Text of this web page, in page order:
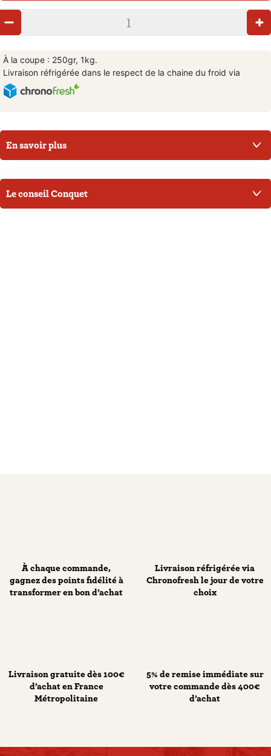
À la coupe : 250gr, 1kg.
Livraison réfrigérée dans le respect de la chaine du froid via
En savoir plus
Le conseil Conquet
À chaque commande,
gagnez des points fidélité à
transformer en bon d’achat
Livraison réfrigérée via
Chronofresh le jour de votre
choix
Livraison gratuite dès 100€
d’achat en France
Métropolitaine
5% de remise immédiate sur
votre commande dès 400€
d’achat